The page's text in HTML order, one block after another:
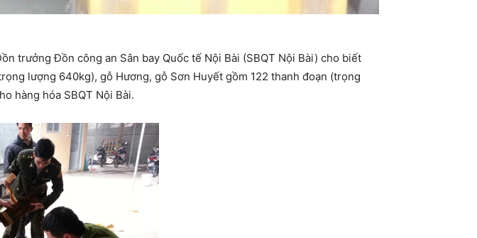
trưởng Đồn công an Sân bay Quốc tế Nội Bài (SBQT Nội Bài) cho biết
lượng 640kg), gỗ Hương, gỗ Sơn Huyết gồm 122 thanh đoạn (trọng
hàng hóa SBQT Nội Bài.